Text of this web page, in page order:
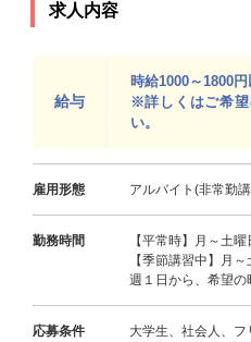
求人内容
給与
時給1000～1800円
※詳しくはご希
い。
雇用形態 アルバイト(非常勤
勤務時間
【平常時】月～土
【季節講習中】月
週１日から、希望の
応募条件
大学生、社会人、フ